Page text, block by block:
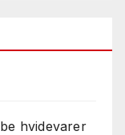
hvidevarer